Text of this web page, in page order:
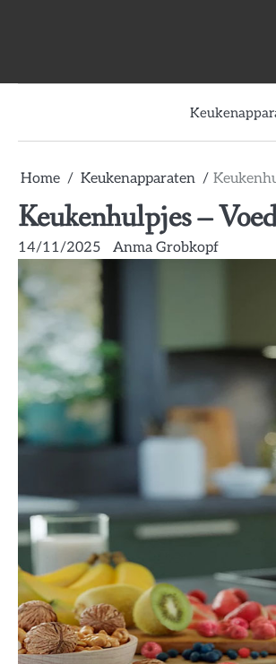
Home Keukenapparaten
Keukenhulpjes –
14/11/2025 Anma Grobkopf